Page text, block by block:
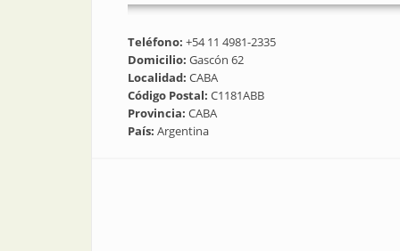
Teléfono: +54 11 4981-2335
Domicilio: Gascón 62
Localidad: CABA
Código Postal: C1181ABB
Provincia: CABA
País: Argentina